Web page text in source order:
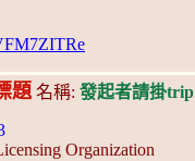
題名稱: 發起者請掛trip
Organization